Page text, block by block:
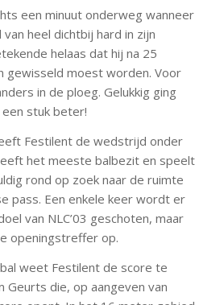
een minuut onderweg wanneer
van heel dichtbij hard in zijn
helaas dat hij na 25
gewisseld moest worden. Voor
in de ploeg. Gelukkig ging
stuk beter!
Festilent de wedstrijd onder
het meeste balbezit en speelt
rond op zoek naar de ruimte
pass. Een enkele keer wordt er
van NLC’03 geschoten, maar
openingstreffer op.
weet Festilent de score te
Geurts die, op aangeven van